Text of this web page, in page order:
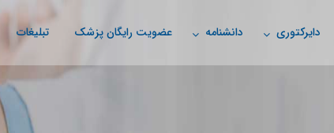
دایرکتوری دانشنامه عضویت رایگان پزشک تبلیغات